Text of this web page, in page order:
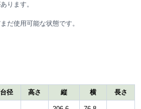
ります。
だ使用可能な状態です。
径 高さ 縦 横 長さ